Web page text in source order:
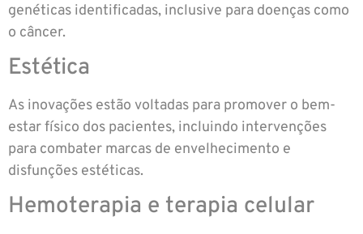
genéticas identificadas, inclusive para doenças como
o câncer.
Estética
As inovações estão voltadas para promover o bem-
estar físico dos pacientes, incluindo intervenções
para combater marcas de envelhecimento e
disfunções estéticas.
Hemoterapia e terapia celular